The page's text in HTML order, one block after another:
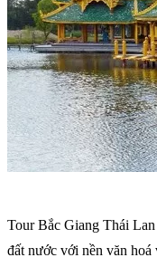
Tour Bắc Giang Thái
đất nước với nền văn